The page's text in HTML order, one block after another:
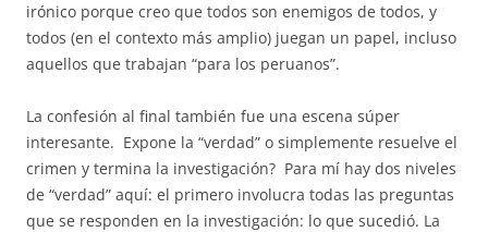
irónico porque creo que todos son enemigos de todos, y
todos (en el contexto más amplio) juegan un papel, incluso
aquellos que trabajan “para los peruanos”.
La confesión al final también fue una escena súper
interesante. Expone la “verdad” o simplemente resuelve el
crimen y termina la investigación? Para mí hay dos niveles
de “verdad” aquí: el primero involucra todas las preguntas
que se responden en la investigación: lo que sucedió. La